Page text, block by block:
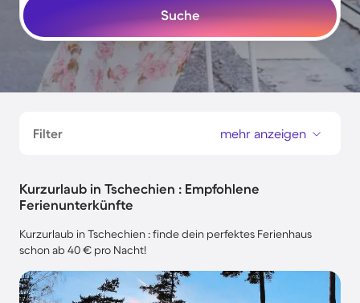
Suche
Filter mehr anzeigen
Kurzurlaub in Tschechien : Empfohlene
Ferienunterkünfte
Kurzurlaub in Tschechien : finde dein perfektes Ferienhaus
schon ab 40 € pro Nacht!